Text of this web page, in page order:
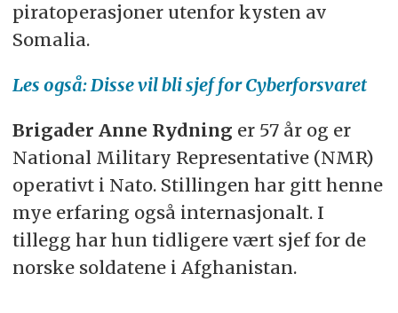
piratoperasjoner utenfor kysten av
Somalia.
Les også: Disse vil bli sjef for Cyberforsvaret
Brigader Anne Rydning er 57 år og er
National Military Representative (NMR)
operativt i Nato. Stillingen har gitt henne
mye erfaring også internasjonalt. I
tillegg har hun tidligere vært sjef for de
norske soldatene i Afghanistan.